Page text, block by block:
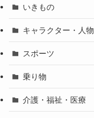
いきもの
キャラクター・人物
スポーツ
乗り物
介護・福祉・医療